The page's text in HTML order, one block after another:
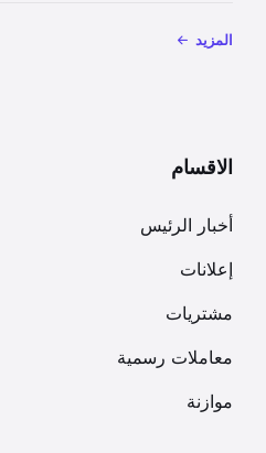
المزيد
الاقسام
أخبار الرئيس
إعلانات
مشتريات
معاملات رسمية
موازنة